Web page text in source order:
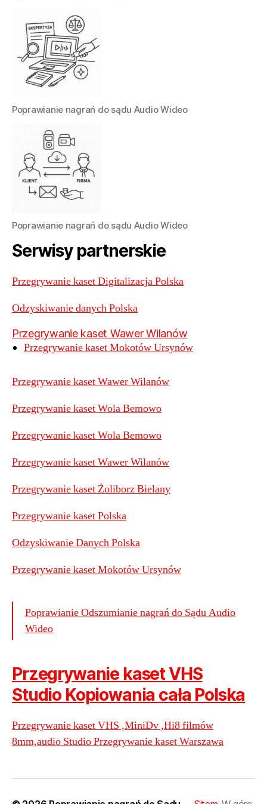
Poprawianie nagrań do sądu Audio Wideo
Poprawianie nagrań do sądu Audio Wideo
Serwisy partnerskie
Przegrywanie kaset Digitalizacja Polska
Odzyskiwanie danych Polska
Przegrywanie kaset Wawer Wilanów
Przegrywanie kaset Mokotów Ursynów
Przegrywanie kaset Wawer Wilanów
Przegrywanie kaset Wola Bemowo
Przegrywanie kaset Wola Bemowo
Przegrywanie kaset Wawer Wilanów
Przegrywanie kaset Żoliborz Bielany
Przegrywanie kaset Polska
Odzyskiwanie Danych Polska
Przegrywanie kaset Mokotów Ursynów
Poprawianie Odszumianie nagrań do Sądu Audio
Wideo
Przegrywanie kaset VHS
Studio Kopiowania cała Polska
Przegrywanie kaset VHS ,MiniDv ,Hi8 filmów
8mm,audio Studio Przegrywanie kaset Warszawa